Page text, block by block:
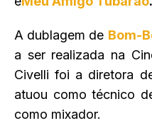
A dublagem de Bom-
a ser realizada na
Civelli foi a diretora
atuou como técnico
como mixador.